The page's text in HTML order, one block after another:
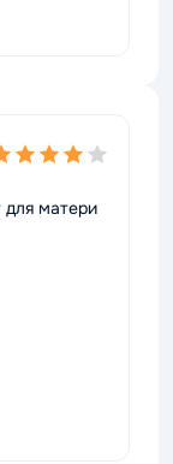
для матери